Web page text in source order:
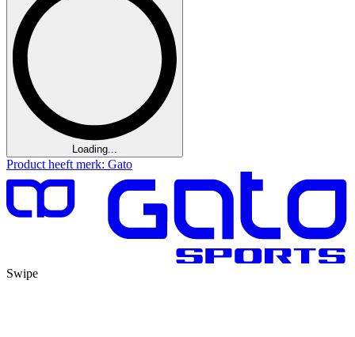
Loading...
Product heeft merk: Gato
Swipe